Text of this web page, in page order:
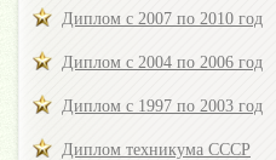
Диплом с 2007 по 2010 год
Диплом с 2004 по 2006 год
Диплом с 1997 по 2003 год
Диплом техникума СССР